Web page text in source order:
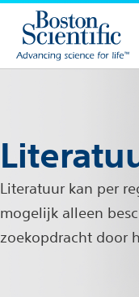
Literatuur kan per
mogelijk alleen
zoekopdracht door